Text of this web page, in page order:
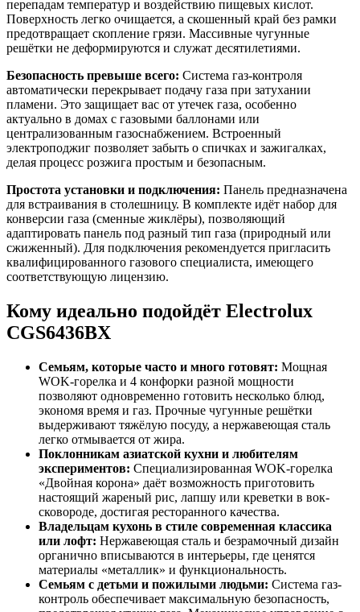
перепадам температур и воздействию пищевых кислот.
Поверхность легко очищается, а скошенный край без рамки
предотвращает скопление грязи. Массивные чугунные
решётки не деформируются и служат десятилетиями.
Безопасность превыше всего: Система газ-контроля
автоматически перекрывает подачу газа при затухании
пламени. Это защищает вас от утечек газа, особенно
актуально в домах с газовыми баллонами или
централизованным газоснабжением. Встроенный
электроподжиг позволяет забыть о спичках и зажигалках,
делая процесс розжига простым и безопасным.
Простота установки и подключения: Панель предназначена
для встраивания в столешницу. В комплекте идёт набор для
конверсии газа (сменные жиклёры), позволяющий
адаптировать панель под разный тип газа (природный или
сжиженный). Для подключения рекомендуется пригласить
квалифицированного газового специалиста, имеющего
соответствующую лицензию.
Кому идеально подойдёт Electrolux
CGS6436BX
Семьям, которые часто и много готовят: Мощная
WOK-горелка и 4 конфорки разной мощности
позволяют одновременно готовить несколько блюд,
экономя время и газ. Прочные чугунные решётки
выдерживают тяжёлую посуду, а нержавеющая сталь
легко отмывается от жира.
Поклонникам азиатской кухни и любителям
экспериментов: Специализированная WOK-горелка
«Двойная корона» даёт возможность приготовить
настоящий жареный рис, лапшу или креветки в вок-
сковороде, достигая ресторанного качества.
Владельцам кухонь в стиле современная классика
или лофт: Нержавеющая сталь и безрамочный дизайн
органично вписываются в интерьеры, где ценятся
материалы «металлик» и функциональность.
Семьям с детьми и пожилыми людьми: Система газ-
контроль обеспечивает максимальную безопасность,